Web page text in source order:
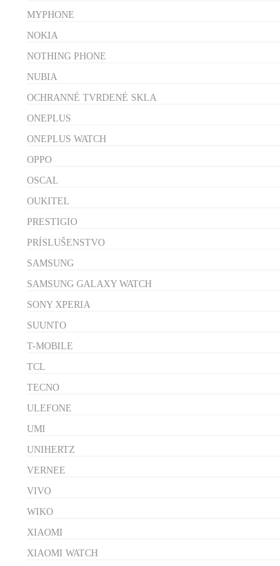
MYPHONE
NOKIA
NOTHING PHONE
NUBIA
OCHRANNÉ TVRDENÉ SKLA
ONEPLUS
ONEPLUS WATCH
OPPO
OSCAL
OUKITEL
PRESTIGIO
PRÍSLUŠENSTVO
SAMSUNG
SAMSUNG GALAXY WATCH
SONY XPERIA
SUUNTO
T-MOBILE
TCL
TECNO
ULEFONE
UMI
UNIHERTZ
VERNEE
VIVO
WIKO
XIAOMI
XIAOMI WATCH